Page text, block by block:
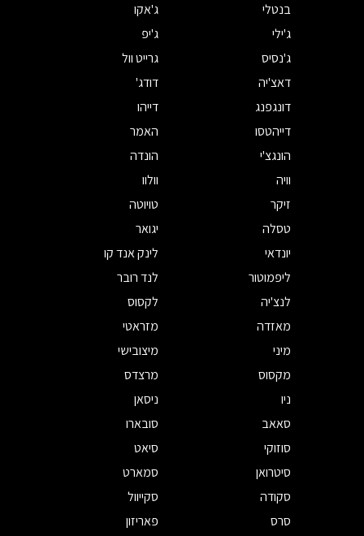
בנטלי
ג'אקו
ג'ילי
ג'יפ
ג'נסיס
גרייט וול
דאצ'יה
דודג'
דונגפנג
דייהו
דייהטסו
האמר
הונגצ'י
הונדה
וויה
וולוו
זיקר
טויוטה
טסלה
יגואר
יונדאי
לינק אנד קו
ליפמוטור
לנד רובר
לנצ'יה
לקסוס
מאזדה
מזראטי
מיני
מיצובישי
מקסוס
מרצדס
ניו
ניסאן
סאאב
סובארו
סוזוקי
סיאט
סיטרואן
סמארט
סקודה
סקייוול
סרס
פאריזון